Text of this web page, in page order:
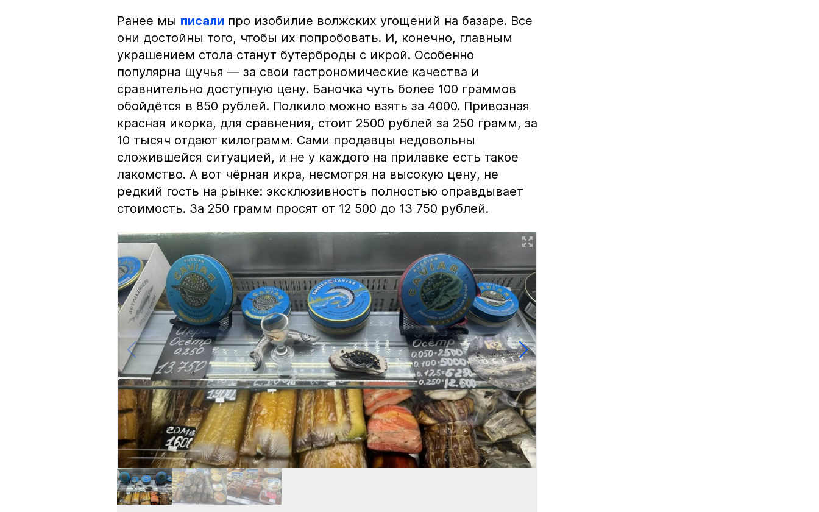
Ранее мы писали про изобилие волжских угощений на базаре. Все
они достойны того, чтобы их попробовать. И, конечно, главным
украшением стола станут бутерброды с икрой. Особенно
популярна щучья — за свои гастрономические качества и
сравнительно доступную цену. Баночка чуть более 100 граммов
обойдётся в 850 рублей. Полкило можно взять за 4000. Привозная
красная икорка, для сравнения, стоит 2500 рублей за 250 грамм, за
10 тысяч отдают килограмм. Сами продавцы недовольны
сложившейся ситуацией, и не у каждого на прилавке есть такое
лакомство. А вот чёрная икра, несмотря на высокую цену, не
редкий гость на рынке: эксклюзивность полностью оправдывает
стоимость. За 250 грамм просят от 12 500 до 13 750 рублей.